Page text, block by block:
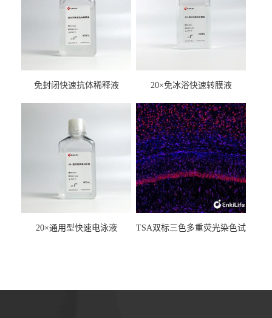
免封闭快速抗体稀释液 20×免冰浴快速转膜液
20×通用型快速电泳液
TSA双标三色多重荧光染色试